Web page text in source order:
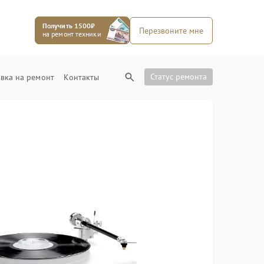
Получить 1500₽
на ремонт техники
Перезвоните мне
на ремонт Контакты Статус ремонта